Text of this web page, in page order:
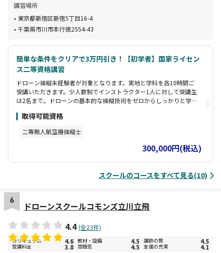
講習場所
東京都新宿区新宿5丁目16-4
千葉県市川市本行徳2554-43
簡単な条件をクリアで3万円引き！【初学者】国家ライセン
ス二等資格講習
ドローン操縦未経験者が対象となります。実地と学科を各10時間ご
受講いただきます。少人数制でインストラクター1人に対して受講生
は2名まで。ドローンの基本的な操縦技術をゼロからしっかりと学ぶ
ルに合わせて受講が可能です。学科はオンラインのため自宅や電車
移動中などでも受講可能です。 コース修了後に実地修了審査（自動
車教習所の卒業検定のイメージ）を別日に実施します。実地修了審
査1回分の費用を含みます。実地修了審査に合格すると「講習修了証
明書」を取得できます。講習修了証明書を取得された方は、実地試
験が免除されます。
取得可能資格
二等無人航空機操縦士
300,000円(税込)
スクールのコースをすべて見る(10)
6
ドローンスクールコモンズ立川立飛
4.4(全23件)
カリキュラム 4.6 教材・設備 4.5 講師の質 4.5
受講料金 3.8 雰囲気 4.5 支援の充実 4.1